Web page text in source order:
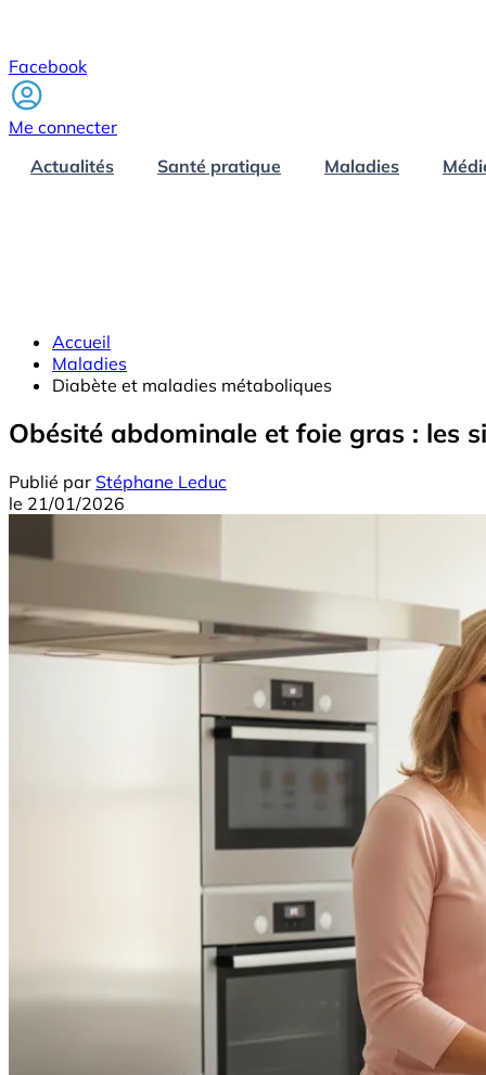
Facebook
Me connecter
Actualités
Santé pratique Maladies
Accueil
Maladies
Diabète et maladies métaboliques
Obésité abdominale et foie gras : les
Publié par Stéphane Leduc
le 21/01/2026